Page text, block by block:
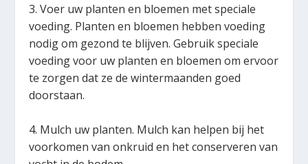
3. Voer uw planten en bloemen met speciale
voeding. Planten en bloemen hebben voeding
nodig om gezond te blijven. Gebruik speciale
voeding voor uw planten en bloemen om ervoor
te zorgen dat ze de wintermaanden goed
doorstaan.
4. Mulch uw planten. Mulch kan helpen bij het
voorkomen van onkruid en het conserveren van